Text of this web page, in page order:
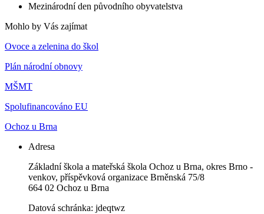
Mezinárodní den původního obyvatelstva
Mohlo by Vás zajímat
Ovoce a zelenina do škol
Plán národní obnovy
MŠMT
Spolufinancováno EU
Ochoz u Brna
Adresa
Základní škola a mateřská škola Ochoz u Brna, okres Brno -
venkov, příspěvková organizace Brněnská 75/8
664 02 Ochoz u Brna
Datová schránka: jdeqtwz